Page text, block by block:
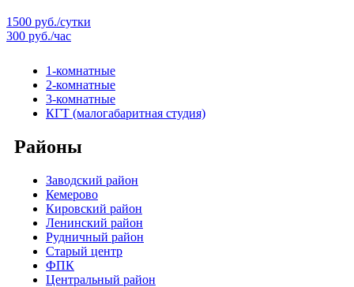
1500 руб./сутки
300 руб./час
1-комнатные
2-комнатные
3-комнатные
КГТ (малогабаритная студия)
Районы
Заводский район
Кемерово
Кировский район
Ленинский район
Рудничный район
Старый центр
ФПК
Центральный район